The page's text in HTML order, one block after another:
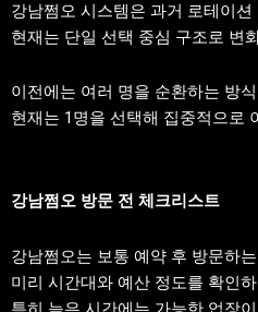
강남쩜오 시스템은 과거 로테이션
현재는 단일 선택 중심 구조로 변
이전에는 여러 명을 순환하는 방
현재는 1명을 선택해 집중적으로
강남쩜오 방문 전 체크리스트
강남쩜오는 보통 예약 후 방문하
미리 시간대와 예산 정도를 확인